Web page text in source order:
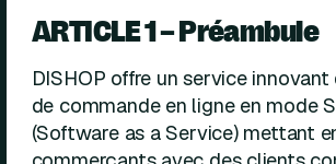
ARTICLE 1 – Préambule
DISHOP offre un service
de commande en ligne en mode
(Software as a Service) mettant